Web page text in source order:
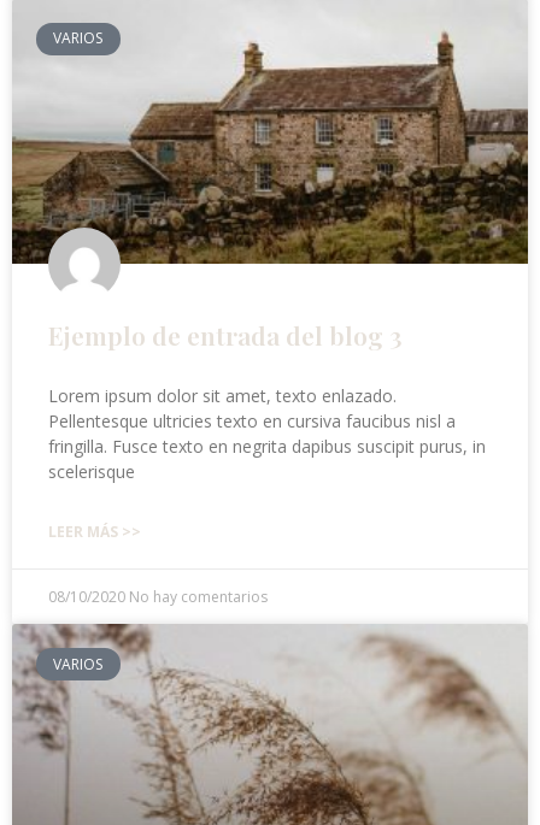
VARIOS
Ejemplo de entrada del blog 3
Lorem ipsum dolor sit amet, texto enlazado.
Pellentesque ultricies texto en cursiva faucibus nisl a
fringilla. Fusce texto en negrita dapibus suscipit purus, in
scelerisque
LEER MÁS >>
08/10/2020 No hay comentarios
VARIOS